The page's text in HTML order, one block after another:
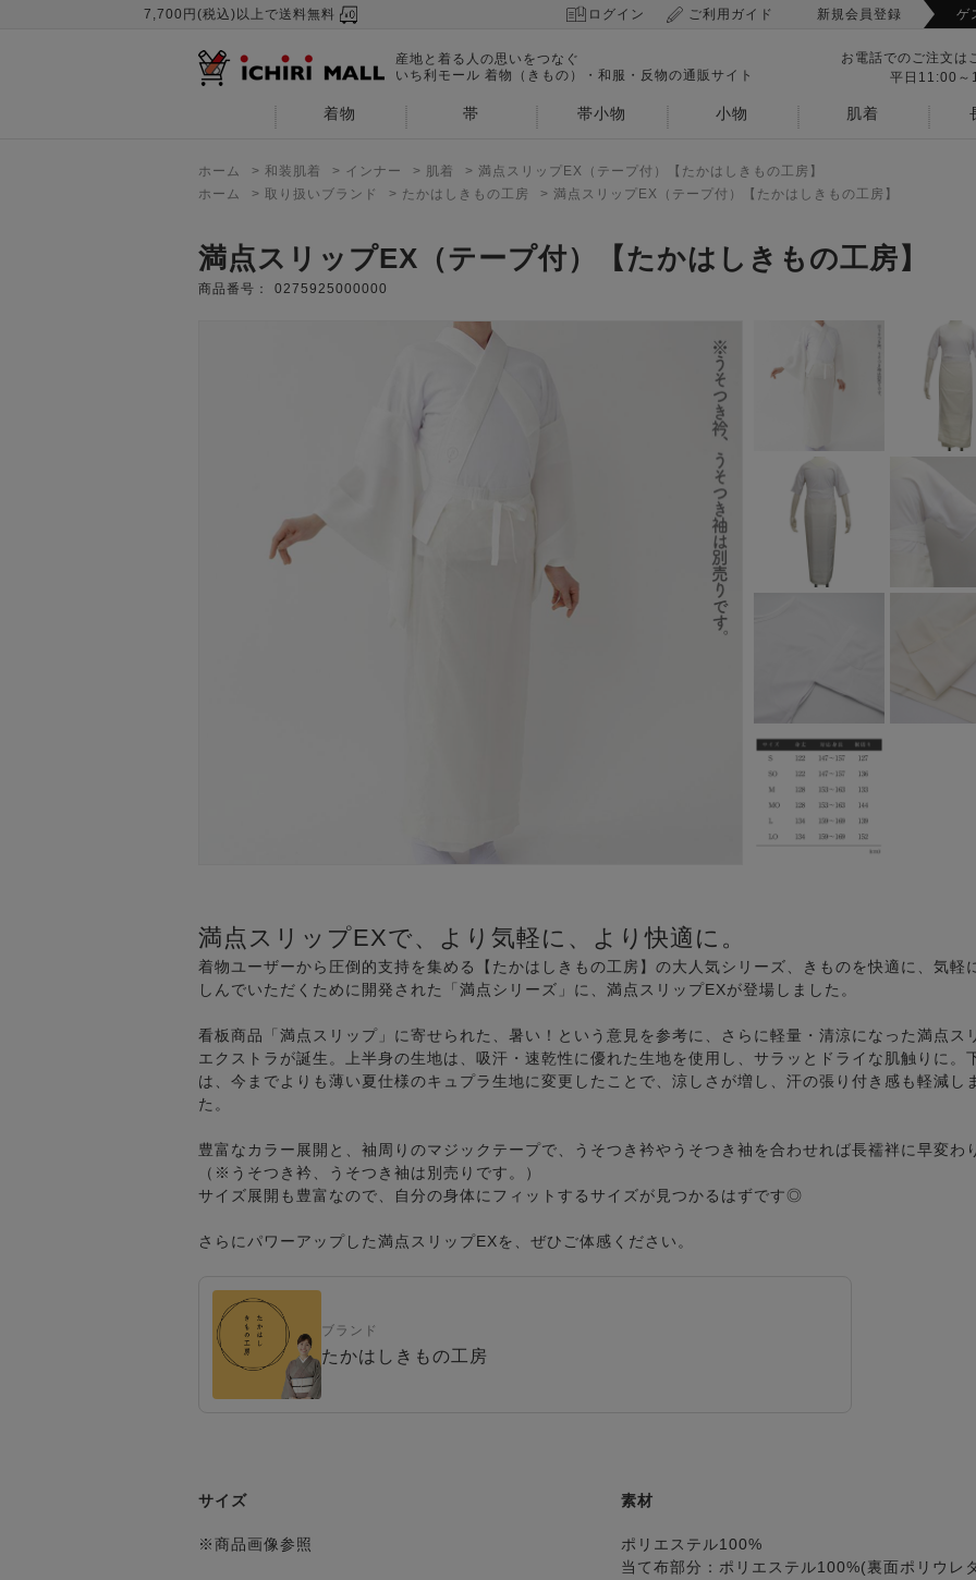
7,700円(税込)以上で送料無料 ログイン ご利用ガイド 新規会員登録 ゲ
産地と着る人の思いをつなぐ
いち利モール 着物（きもの）・和服・反物の通販サイト
お電話でのご注文は
平日11:00～
着物 帯 帯小物 小物 肌着
ホーム > 和装肌着 > インナー > 肌着 > 満点スリップEX（テープ付）【たかはしきもの工房】
ホーム
> 取り扱いブランド > たかはしきもの工房 > 満点スリップEX（テープ付）【たかはしきもの工房】
満点スリップEX（テープ付）【たかはしきもの工房】
商品番号： 0275925000000
満点スリップEXで、より気軽に、より快適に。
着物ユーザーから圧倒的支持を集める【たかはしきもの工房】の大人気シリーズ、きものを快適に、気軽
しんでいただくために開発された「満点シリーズ」に、満点スリップEXが登場しました。
看板商品「満点スリップ」に寄せられた、暑い！という意見を参考に、さらに軽量・清涼になった満点ス
エクストラが誕生。上半身の生地は、吸汗・速乾性に優れた生地を使用し、サラッとドライな肌触りに。
は、今までよりも薄い夏仕様のキュプラ生地に変更したことで、涼しさが増し、汗の張り付き感も軽減し
た。
豊富なカラー展開と、袖周りのマジックテープで、うそつき衿やうそつき袖を合わせれば長襦袢に早変わ
（※うそつき衿、うそつき袖は別売りです。）
サイズ展開も豊富なので、自分の身体にフィットするサイズが見つかるはずです◎
さらにパワーアップした満点スリップEXを、ぜひご体感ください。
ブランド
たかはしきもの工房
サイズ
※商品画像参照
素材
ポリエステル100%
当て布部分：ポリエステル100%(裏面ポリウレ